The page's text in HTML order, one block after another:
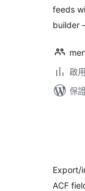
feeds
builder
啟
保
Export/
ACF